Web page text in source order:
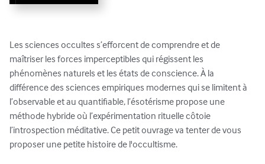
Les sciences occultes s’efforcent de comprendre et de
maîtriser les forces imperceptibles qui régissent les
phénomènes naturels et les états de conscience. À la
différence des sciences empiriques modernes qui se limitent à
l’observable et au quantifiable, l’ésotérisme propose une
méthode hybride où l’expérimentation rituelle côtoie
l’introspection méditative. Ce petit ouvrage va tenter de vous
proposer une petite histoire de l'occultisme.